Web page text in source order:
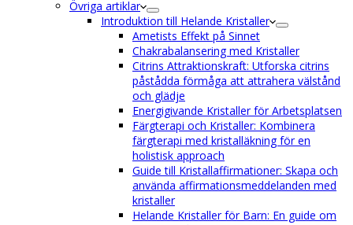
Övriga artiklar
Introduktion till Helande Kristaller
Ametists Effekt på Sinnet
Chakrabalansering med Kristaller
Citrins Attraktionskraft: Utforska citrins
påstådda förmåga att attrahera välstånd
och glädje
Energigivande Kristaller för Arbetsplatsen
Färgterapi och Kristaller: Kombinera
färgterapi med kristalläkning för en
holistisk approach
Guide till Kristallaffirmationer: Skapa och
använda affirmationsmeddelanden med
kristaller
Helande Kristaller för Barn: En guide om